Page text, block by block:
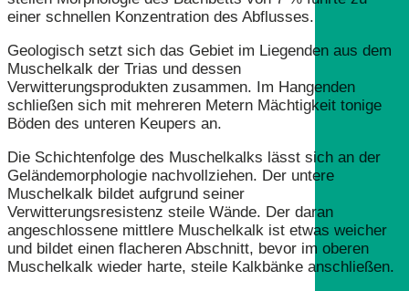
einer schnellen Konzentration des Abflusses.
Geologisch setzt sich das Gebiet im Liegenden aus dem
Muschelkalk der Trias und dessen
Verwitterungsprodukten zusammen. Im Hangenden
schließen sich mit mehreren Metern Mächtigkeit tonige
Böden des unteren Keupers an.
Die Schichtenfolge des Muschelkalks lässt sich an der
Geländemorphologie nachvollziehen. Der untere
Muschelkalk bildet aufgrund seiner
Verwitterungsresistenz steile Wände. Der daran
angeschlossene mittlere Muschelkalk ist etwas weicher
und bildet einen flacheren Abschnitt, bevor im oberen
Muschelkalk wieder harte, steile Kalkbänke anschließen.